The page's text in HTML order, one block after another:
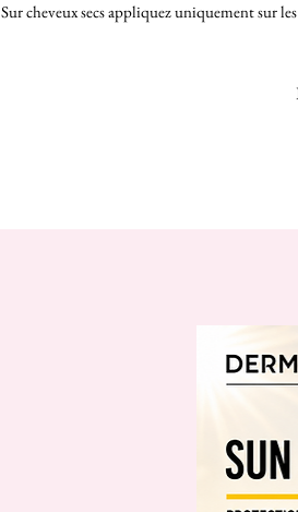
Sur cheveux secs appliquez uniquement sur